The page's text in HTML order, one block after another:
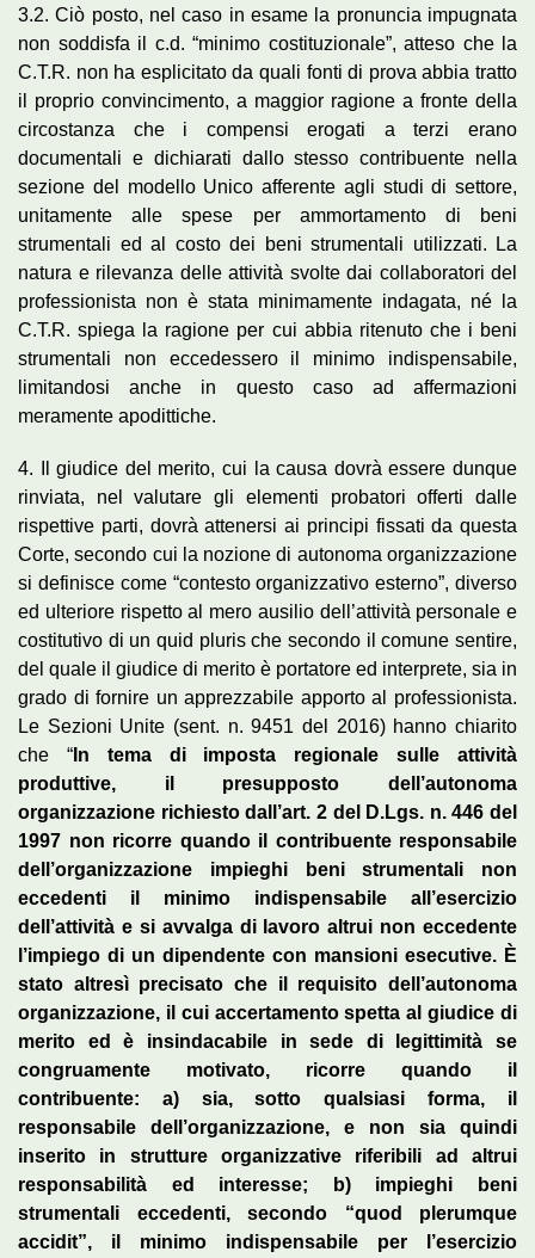
3.2. Ciò posto, nel caso in esame la pronuncia impugnata
non soddisfa il c.d. “minimo costituzionale”, atteso che la
C.T.R. non ha esplicitato da quali fonti di prova abbia tratto
il proprio convincimento, a maggior ragione a fronte della
circostanza che i compensi erogati a terzi erano
documentali e dichiarati dallo stesso contribuente nella
sezione del modello Unico afferente agli studi di settore,
unitamente alle spese per ammortamento di beni
strumentali ed al costo dei beni strumentali utilizzati. La
natura e rilevanza delle attività svolte dai collaboratori del
professionista non è stata minimamente indagata, né la
C.T.R. spiega la ragione per cui abbia ritenuto che i beni
strumentali non eccedessero il minimo indispensabile,
limitandosi anche in questo caso ad affermazioni
meramente apodittiche.
4. Il giudice del merito, cui la causa dovrà essere dunque
rinviata, nel valutare gli elementi probatori offerti dalle
rispettive parti, dovrà attenersi ai principi fissati da questa
Corte, secondo cui la nozione di autonoma organizzazione
si definisce come “contesto organizzativo esterno”, diverso
ed ulteriore rispetto al mero ausilio dell’attività personale e
costitutivo di un quid pluris che secondo il comune sentire,
del quale il giudice di merito è portatore ed interprete, sia in
grado di fornire un apprezzabile apporto al professionista.
Le Sezioni Unite (sent. n. 9451 del 2016) hanno chiarito
che “In tema di imposta regionale sulle attività
produttive, il presupposto dell’autonoma
organizzazione richiesto dall’art. 2 del D.Lgs. n. 446 del
1997 non ricorre quando il contribuente responsabile
dell’organizzazione impieghi beni strumentali non
eccedenti il minimo indispensabile all’esercizio
dell’attività e si avvalga di lavoro altrui non eccedente
l’impiego di un dipendente con mansioni esecutive. È
stato altresì precisato che il requisito dell’autonoma
organizzazione, il cui accertamento spetta al giudice di
merito ed è insindacabile in sede di legittimità se
congruamente motivato, ricorre quando il
contribuente: a) sia, sotto qualsiasi forma, il
responsabile dell’organizzazione, e non sia quindi
inserito in strutture organizzative riferibili ad altrui
responsabilità ed interesse; b) impieghi beni
strumentali eccedenti, secondo “quod plerumque
accidit”, il minimo indispensabile per l’esercizio